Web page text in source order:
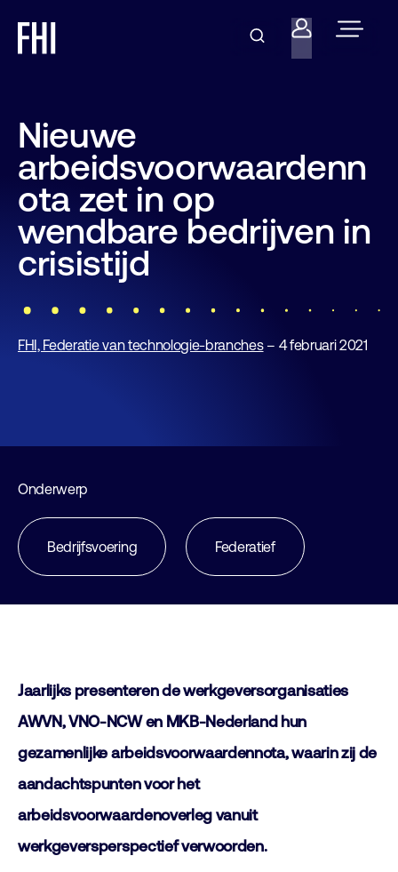
Nieuwe
arbeidsvoorwaardenn
ota zet in op
wendbare bedrijven in
crisistijd
FHI, Federatie van technologie-branches– 4 februari 2021
Onderwerp
Bedrijfsvoering Federatief
Jaarlijks presenteren de werkgeversorganisaties
AWVN, VNO-NCW en MKB-Nederland hun
gezamenlijke arbeidsvoorwaardennota, waarin zij de
aandachtspunten voor het
arbeidsvoorwaardenoverleg vanuit
werkgeversperspectief verwoorden.